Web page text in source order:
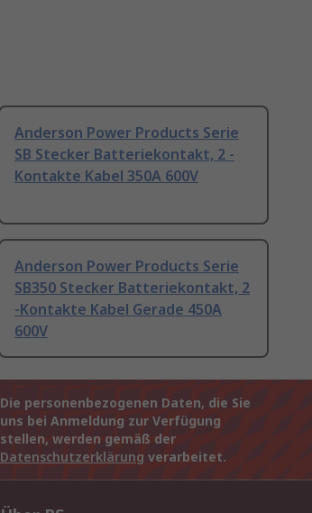
Anderson Power Products Serie
SB Stecker Batteriekontakt, 2 -
Kontakte Kabel 350A 600V
Anderson Power Products Serie
SB350 Stecker Batteriekontakt, 2
-Kontakte Kabel Gerade 450A
600V
Die personenbezogenen Daten, die Sie
uns bei Anmeldung zur Verfügung
stellen, werden gemäß der
Datenschutzerklärung verarbeitet.